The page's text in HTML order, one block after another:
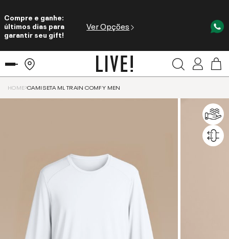
Compre e ganhe:
últimos dias para
garantir seu gift!
Ver Opções
HOME CAMISETA ML TRAIN COMFY MEN